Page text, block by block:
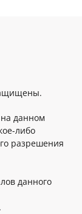
данном
либо
разрешения
данного